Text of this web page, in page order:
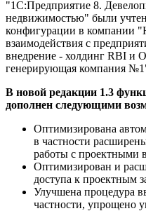
"1С:Предприятие 8.
недвижимостью" были
конфигурации в компании
взаимодействия с
внедрение - холдинг RBI и
генерирующая компания
В новой редакции 1.3
дополнен следующими
Оптимизирована
в частности
работы с проектными
Оптимизирован и
доступа к проектным
Улучшена процедура
частности, упрощено